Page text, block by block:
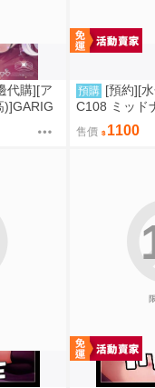
代購][ア
)]GARIG
タンド】
特典版)
預購 [預約][
C108 ミッド
BB 露點ver
售價 1100